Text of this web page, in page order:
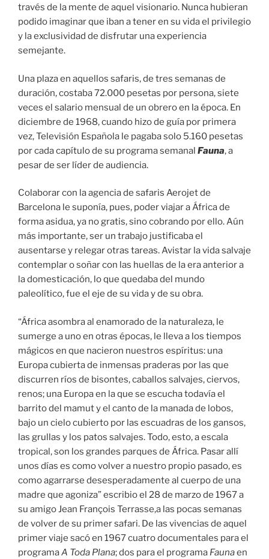
través de la mente de aquel visionario. Nunca hubieran
podido imaginar que iban a tener en su vida el privilegio
y la exclusividad de disfrutar una experiencia
semejante.
Una plaza en aquellos safaris, de tres semanas de
duración, costaba 72.000 pesetas por persona, siete
veces el salario mensual de un obrero en la época. En
diciembre de 1968, cuando hizo de guía por primera
vez, Televisión Española le pagaba solo 5.160 pesetas
por cada capítulo de su programa semanal Fauna, a
pesar de ser líder de audiencia.
Colaborar con la agencia de safaris Aerojet de
Barcelona le suponía, pues, poder viajar a África de
forma asidua, ya no gratis, sino cobrando por ello. Aún
más importante, ser un trabajo justificaba el
ausentarse y relegar otras tareas. Avistar la vida salvaje
contemplar o soñar con las huellas de la era anterior a
la domesticación, lo que quedaba del mundo
paleolítico, fue el eje de su vida y de su obra.
“África asombra al enamorado de la naturaleza, le
sumerge a uno en otras épocas, le lleva a los tiempos
mágicos en que nacieron nuestros espíritus: una
Europa cubierta de inmensas praderas por las que
discurren ríos de bisontes, caballos salvajes, ciervos,
renos; una Europa en la que se escucha todavía el
barrito del mamut y el canto de la manada de lobos,
bajo un cielo cubierto por las escuadras de los gansos,
las grullas y los patos salvajes. Todo, esto, a escala
tropical, son los grandes parques de África. Pasar allí
unos días es como volver a nuestro propio pasado, es
como agarrarse desesperadamente al cuerpo de una
madre que agoniza” escribio el 28 de marzo de 1967 a
su amigo Jean François Terrasse,a las pocas semanas
de volver de su primer safari. De las vivencias de aquel
primer viaje sacó en 1967 cuatro documentales para el
programaA Toda Plana; dos para el programa Faunaen